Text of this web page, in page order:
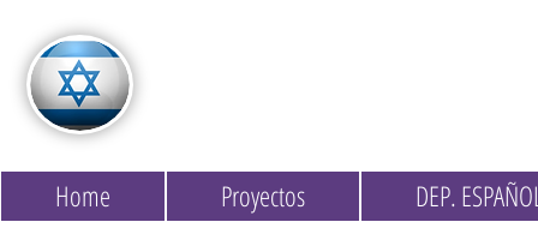
Home Proyectos DEP.